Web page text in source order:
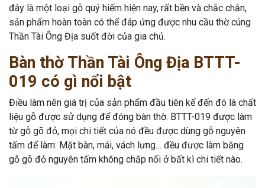
đây là một loại gỗ quý hiếm hiện nay, rất bền và chắc chắn,
sản phẩm hoàn toàn có thể đáp ứng được nhu cầu thờ cúng
Thần Tài Ông Địa suốt đời của gia chủ.
Bàn thờ Thần Tài Ông Địa BTTT-
019 có gì nổi bật
Điều làm nên giá trị của sản phẩm đầu tiên kể đến đó là chất
liệu gỗ được sử dụng để đóng bàn thờ. BTTT-019 được làm
từ gỗ gõ đỏ, mọi chi tiết của nó đều được dùng gỗ nguyên
tấm để làm: Mặt bàn, mái, vách lưng… đều được làm bằng
gỗ gõ đỏ nguyên tấm không chắp nối ở bất kì chi tiết nào.